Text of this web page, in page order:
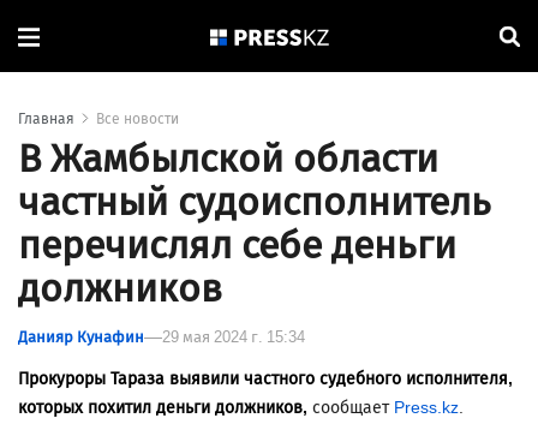
Главная Все новости
В Жамбылской области
частный судоисполнитель
перечислял себе деньги
должников
Данияр Кунафин 29 мая 2024 г. 15:34
Прокуроры Тараза выявили частного судебного исполнителя,
которых похитил деньги должников, сообщает Press.kz.